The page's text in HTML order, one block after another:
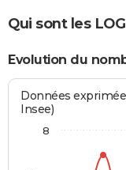
Qui sont les
Evolution du
Données
Insee)
8